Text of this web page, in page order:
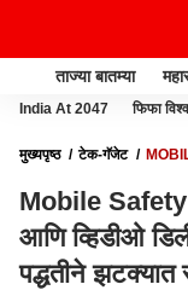
ताज्या बातम्या
India At 2047 फिफा
मुख्यपृष्ठ टेक-गॅजेट
Mobile Safety
आणि व्हिडीओ
पद्धतीने झटक्यात